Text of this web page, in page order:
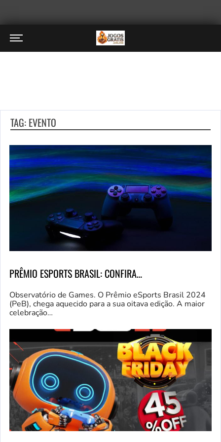
TAG: EVENTO
PRÊMIO ESPORTS BRASIL: CONFIRA…
Observatório de Games. O Prêmio eSports Brasil 2024
(PeB), chega aquecido para a sua oitava edição. A maior
celebração…